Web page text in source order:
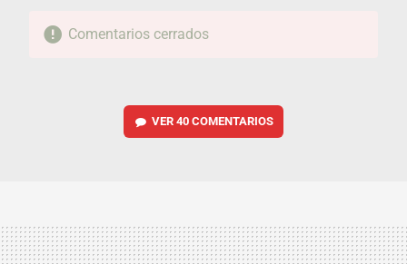
Comentarios cerrados
VER 40 COMENTARIOS